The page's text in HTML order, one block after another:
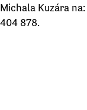
Michala Kuzára na:
404 878.